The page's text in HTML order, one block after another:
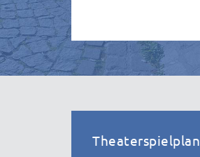
Theaterspielplan